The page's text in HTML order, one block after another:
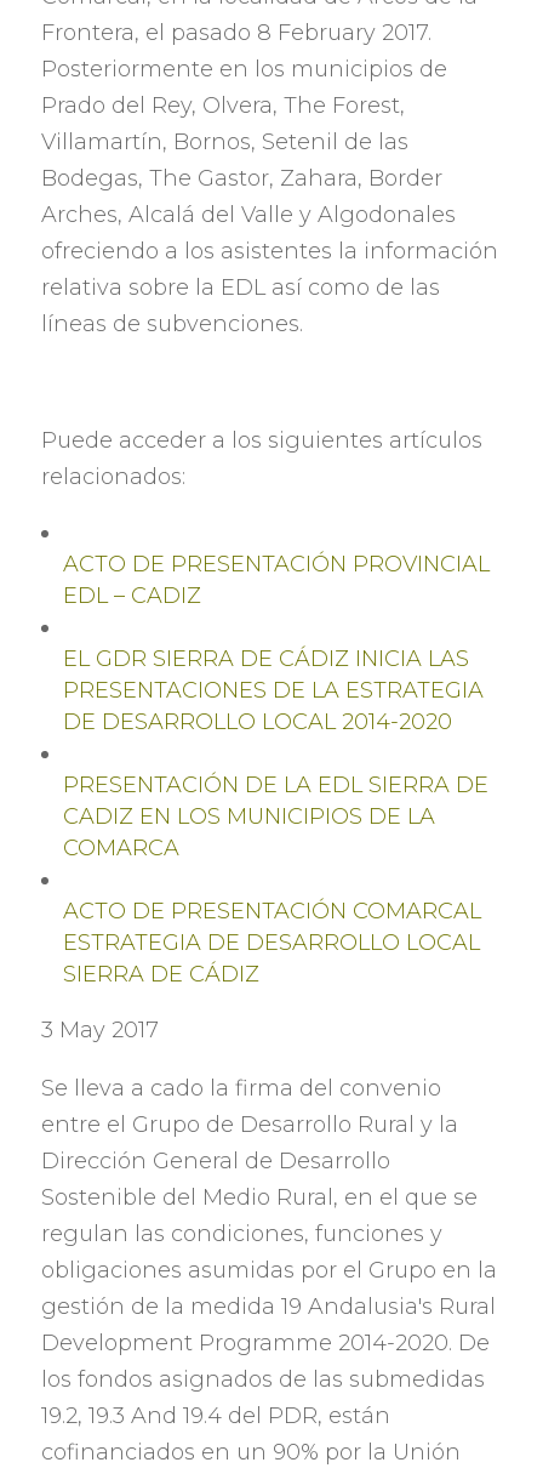
Frontera, el pasado 8 February 2017.
Posteriormente en los municipios de
Prado del Rey, Olvera, The Forest,
Villamartín, Bornos, Setenil de las
Bodegas, The Gastor, Zahara, Border
Arches, Alcalá del Valle y Algodonales
ofreciendo a los asistentes la información
relativa sobre la EDL así como de las
líneas de subvenciones.
Puede acceder a los siguientes artículos
relacionados:
ACTO DE PRESENTACIÓN PROVINCIAL
EDL– CADIZ
EL GDR SIERRA DE CÁDIZ INICIA LAS
PRESENTACIONES DE LA ESTRATEGIA
DE DESARROLLO LOCAL2014-2020
PRESENTACIÓN DE LA EDL SIERRA DE
CADIZ EN LOS MUNICIPIOS DE LA
COMARCA
ACTO DE PRESENTACIÓN COMARCAL
ESTRATEGIA DE DESARROLLO LOCAL
SIERRA DE CÁDIZ
3 May 2017
Se lleva a cado la firma del convenio
entre el Grupo de Desarrollo Rural y la
Dirección General de Desarrollo
Sostenible del Medio Rural , en el que se
regulan las condiciones, funciones y
obligaciones asumidas por el Grupo en la
gestión de la medida 19 Andalusia's Rural
Development Programme 2014-2020. De
los fondos asignados de las submedidas
19.2, 19.3 And 19.4 del PDR, están
cofinanciados en un 90% por la Unión